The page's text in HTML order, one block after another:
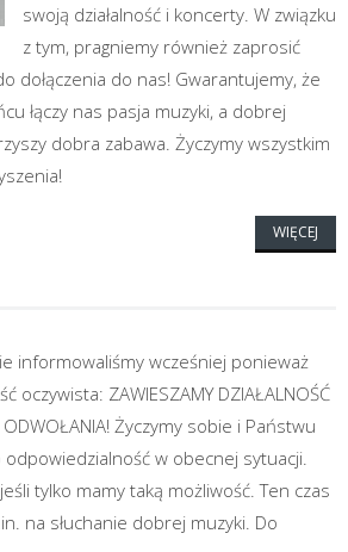
swoją działalność i koncerty. W związku
z tym, pragniemy również zaprosić
dołączenia do nas! Gwarantujemy, że
łączy nas pasja muzyki, a dobrej
dobra zabawa. Życzymy wszystkim
WIĘCEJ
informowaliśmy wcześniej ponieważ
oczywista: ZAWIESZAMY DZIAŁALNOŚĆ
ODWOŁANIA! Życzymy sobie i Państwu
w obecnej sytuacji.
tylko mamy taką możliwość. Ten czas
na słuchanie dobrej muzyki. Do